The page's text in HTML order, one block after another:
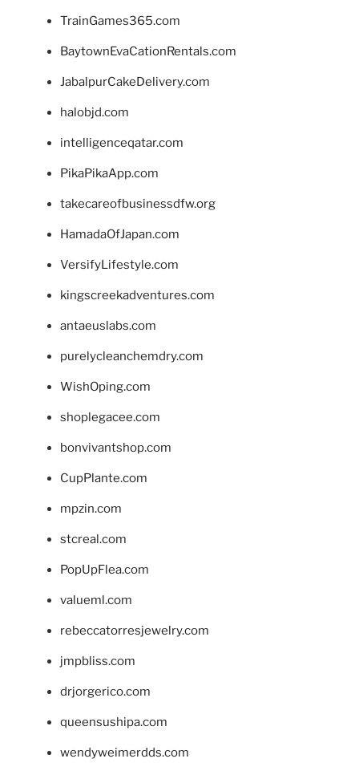
TrainGames365.com
BaytownEvaCationRentals.com
JabalpurCakeDelivery.com
halobjd.com
intelligenceqatar.com
PikaPikaApp.com
takecareofbusinessdfw.org
HamadaOfJapan.com
VersifyLifestyle.com
kingscreekadventures.com
antaeuslabs.com
purelycleanchemdry.com
WishOping.com
shoplegacee.com
bonvivantshop.com
CupPlante.com
mpzin.com
stcreal.com
PopUpFlea.com
valueml.com
rebeccatorresjewelry.com
jmpbliss.com
drjorgerico.com
queensushipa.com
wendyweimerdds.com